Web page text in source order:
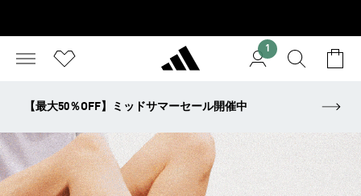
1
【最大50％OFF】ミッドサマーセール開催中